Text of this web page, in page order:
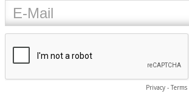
Privacy - Terms